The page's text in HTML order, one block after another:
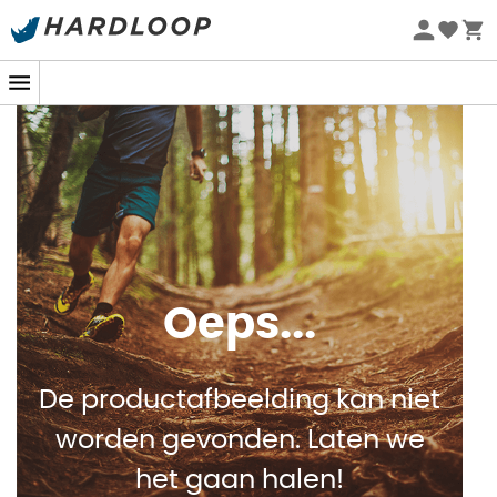
Zomeraanbiedingen 🔥 -5% EXTRA vanaf 2 producten* met
Oeps...
De productafbeelding kan niet
worden gevonden. Laten we
het gaan halen!